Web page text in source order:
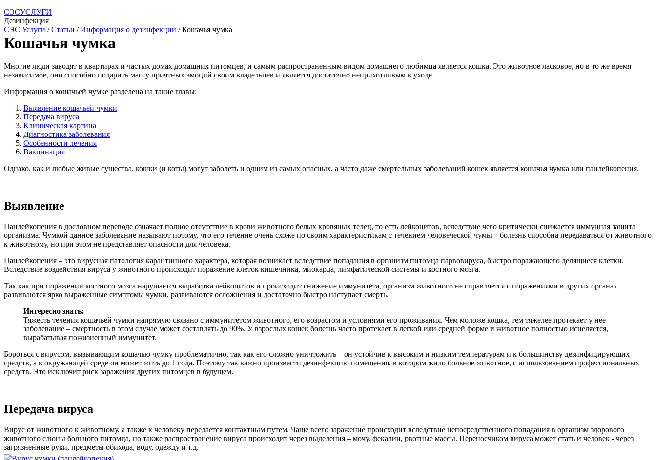
СЭСУСЛУГИ
Дезинфекция
СЭС Услуги /Статьи /Информация о дезинфекции / Кошачья чумка
Кошачья чумка
Многие люди заводят в квартирах и частых домах домашних питомцев, и самым распространенным видом домашнего любимца является кошка. Это животное ласковое, но в то же время
независимое, оно способно подарить массу приятных эмоций своим владельцев и является достаточно неприхотливым в уходе.
Информация о кошачьей чумке разделена на такие главы:
Выявление кошачьей чумки
Передача вируса
Клиническая картина
Диагностика заболевания
Особенности лечения
Вакцинация
Однако, как и любые живые существа, кошки (и коты) могут заболеть и одним из самых опасных, а часто даже смертельных заболеваний кошек является кошачья чумка или панлейкопения.
Выявление
Панлейкопения в дословном переводе означает полное отсутствие в крови животного белых кровяных телец, то есть лейкоцитов, вследствие чего критически снижается иммунная защита
организма. Чумкой данное заболевание называют потому, что его течение очень схоже по своим характеристикам с течением человеческой чумы – болезнь способна передаваться от животного
к животному, но при этом не представляет опасности для человека.
Панлейкопения – это вирусная патология карантинного характера, которая возникает вследствие попадания в организм питомца парвовируса, быстро поражающего делящиеся клетки.
Вследствие воздействия вируса у животного происходит поражение клеток кишечника, миокарда, лимфатической системы и костного мозга.
Так как при поражении костного мозга нарушается выработка лейкоцитов и происходит снижение иммунитета, организм животного не справляется с поражениями в других органах –
развиваются ярко выраженные симптомы чумки, развиваются осложнения и достаточно быстро наступает смерть.
Интересно знать:
Тяжесть течения кошачьей чумки напрямую связано с иммунитетом животного, его возрастом и условиями его проживания. Чем моложе кошка, тем тяжелее протекает у нее
заболевание – смертность в этом случае может составлять до 90%. У взрослых кошек болезнь часто протекает в легкой или средней форме и животное полностью исцеляется,
вырабатывая пожизненный иммунитет.
Бороться с вирусом, вызывающим кошачью чумку проблематично, так как его сложно уничтожить – он устойчив к высоким и низким температурам и к большинству дезинфицирующих
средств, а в окружающей среде он может жить до 1 года. Поэтому так важно произвести дезинфекцию помещения, в котором жило больное животное, с использованием профессиональных
средств. Это исключит риск заражения других питомцев в будущем.
Передача вируса
Вирус от животного к животному, а также к человеку передается контактным путем. Чаще всего заражение происходит вследствие непосредственного попадания в организм здорового
животного слюны больного питомца, но также распространение вируса происходит через выделения – мочу, фекалии, рвотные массы. Переносчиком вируса может стать и человек - через
загрязненные руки, предметы обихода, воду, одежду и т.д.